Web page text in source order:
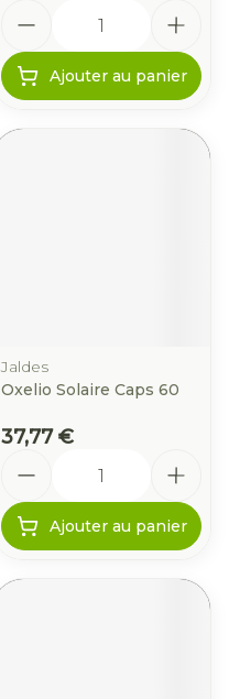
Ajouter au panier
Jaldes
Oxelio Solaire Caps 60
37,77 €
Ajouter au panier